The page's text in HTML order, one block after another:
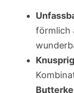
förmlich